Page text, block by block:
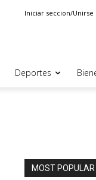
Iniciar seccion/Unirse
Deportes
MOST POPULAR